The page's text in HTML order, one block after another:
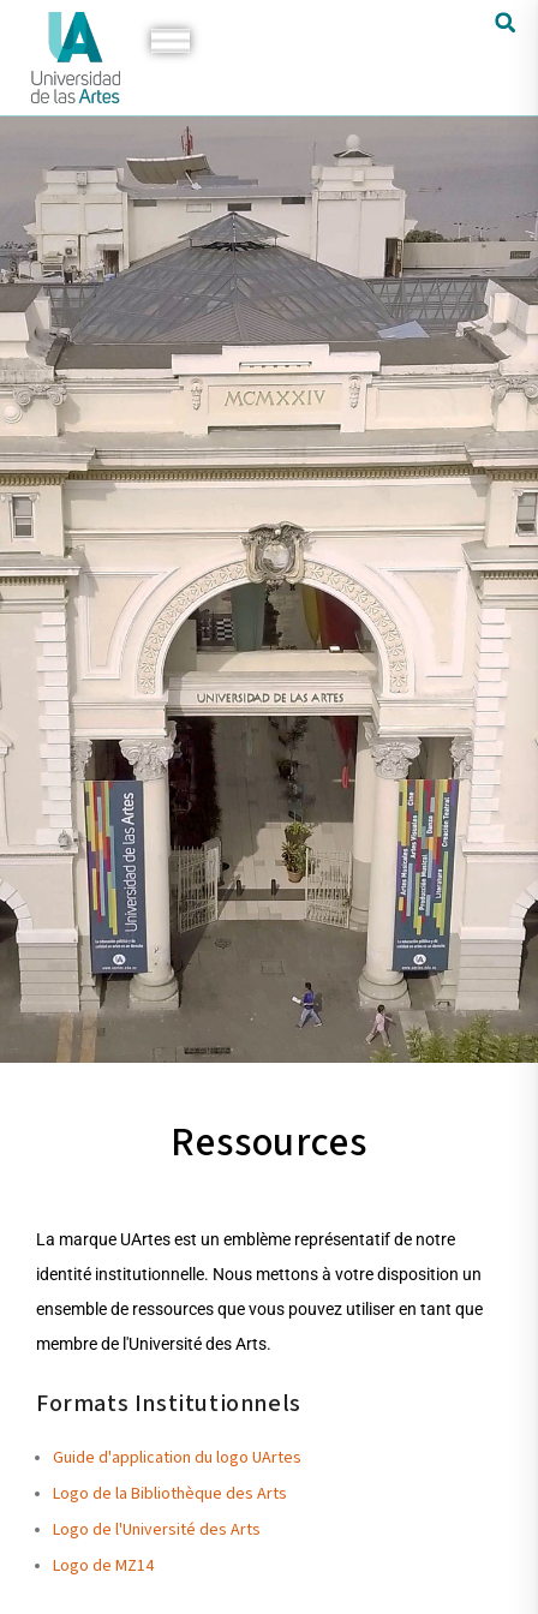
Ressources
La marque UArtes est un emblème représentatif de notre
identité institutionnelle. Nous mettons à votre disposition un
ensemble de ressources que vous pouvez utiliser en tant que
membre de l'Université des Arts.
Formats Institutionnels
Guide d'application du logo UArtes
Logo de la Bibliothèque des Arts
Logo de l'Université des Arts
Logo de MZ14